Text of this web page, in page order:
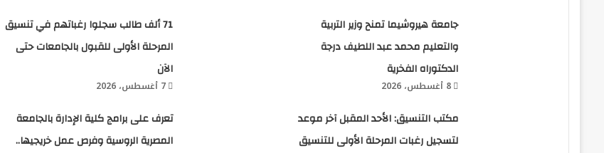
جامعة هيروشيما تمنح وزير التربية
والتعليم محمد عبد اللطيف درجة
الدكتوراه الفخرية
8 أغسطس، 2026
71 ألف طالب سجلوا رغباتهم في تنسيق
المرحلة الأولى للقبول بالجامعات حتى
الآن
7 أغسطس، 2026
مكتب التنسيق: الأحد المقبل آخر موعد
لتسجيل رغبات المرحلة الأولى للتنسيق
تعرف على برامج كلية الإدارة بالجامعة
المصرية الروسية وفرص عمل خريجيها..